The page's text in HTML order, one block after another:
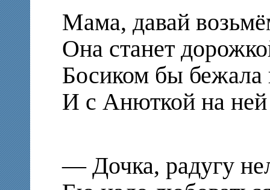
Мама, давай
Она станет
Босиком бы бежала
И с Анюткой на
— Дочка, радугу